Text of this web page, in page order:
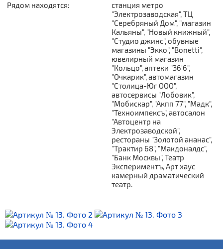
Рядом находятся:
станция метро
"Электрозаводская", ТЦ
"Серебряный Дом", "магазин
Кальяны", "Новый книжный",
"Студио джинс", обувные
магазины "Экко", "Bonetti",
ювелирный магазин
"Кольцо", аптеки "36'6",
"Очкарик", автомагазин
"Столица-Юг ООО",
автосервисы "Лобовик",
"Мобискар", "Акпп 77", "Мадк",
"Техноимпексъ", автосалон
"Автоцентр на
Электрозаводской",
рестораны "Золотой ананас",
"Трактир 68", "Макдоналдс",
"Банк Москвы", Театр
Экспериментъ, Арт хаус
камерный драматический
театр.